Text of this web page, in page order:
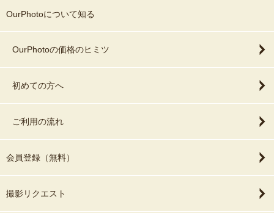
OurPhotoについて知る
OurPhotoの価格のヒミツ
初めての方へ
ご利用の流れ
会員登録（無料）
撮影リクエスト